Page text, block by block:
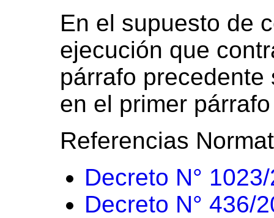
En el supuesto de
ejecución que
párrafo
en el primer
Referencias
Decreto N°
Decreto N° 436/